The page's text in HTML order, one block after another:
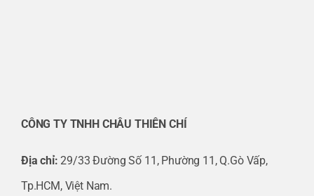
CÔNG TY TNHH CHÂU THIÊN CHÍ
Địa chỉ: 29/33 Đường Số 11, Phường 11, Q.Gò Vấp,
Tp.HCM, Việt Nam.